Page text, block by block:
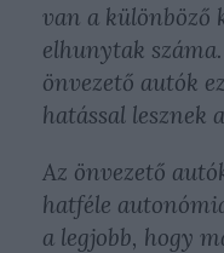
van a különböző
elhunytak
önvezető autók
hatással lesznek
Az önvezető
hatféle
a legjobb, hogy